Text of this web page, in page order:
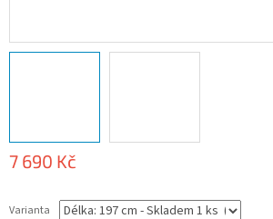
7 690 Kč
cena:
Varianta